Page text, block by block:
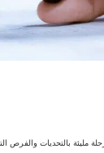
مليئة بالتحديات والفرص